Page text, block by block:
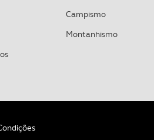
Campismo
Montanhismo